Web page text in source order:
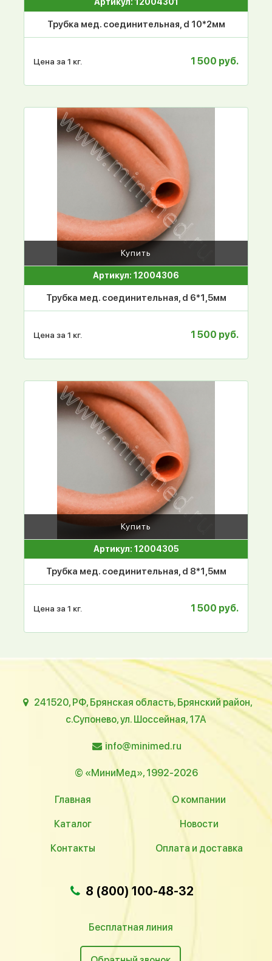
Артикул: 12004301
Трубка мед. соединительная, d 10*2мм
Цена за 1 кг. 1 500 руб.
Купить
Артикул: 12004306
Трубка мед. соединительная, d 6*1,5мм
Цена за 1 кг. 1 500 руб.
Купить
Артикул: 12004305
Трубка мед. соединительная, d 8*1,5мм
Цена за 1 кг. 1 500 руб.
241520, РФ, Брянская область, Брянский район,
с.Супонево, ул. Шоссейная, 17А
info@minimed.ru
© «МиниМед», 1992-2026
Главная О компании
Каталог Новости
Контакты Оплата и доставка
8 (800) 100-48-32
Бесплатная линия